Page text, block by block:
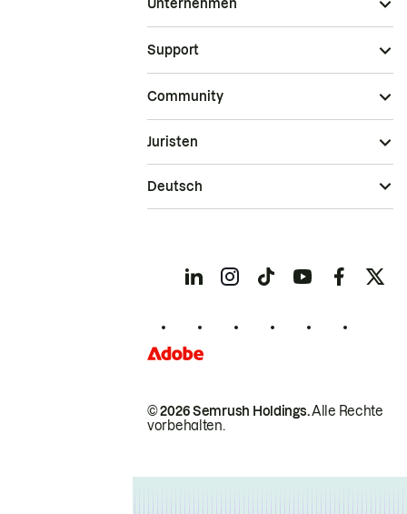
Unternehmen
Support
Community
© 2026 Semrush Holdings.Alle Rechte
vorbehalten.
Juristen
Deutsch